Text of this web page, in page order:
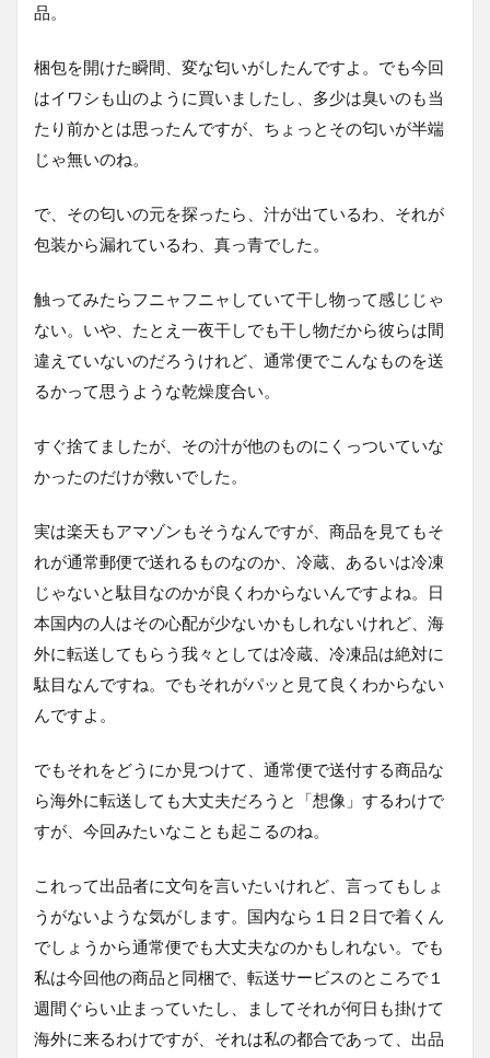
品。
梱包を開けた瞬間、変な匂いがしたんですよ。でも今回
はイワシも山のように買いましたし、多少は臭いのも当
たり前かとは思ったんですが、ちょっとその匂いが半端
じゃ無いのね。
で、その匂いの元を探ったら、汁が出ているわ、それが
包装から漏れているわ、真っ青でした。
触ってみたらフニャフニャしていて干し物って感じじゃ
ない。いや、たとえ一夜干しでも干し物だから彼らは間
違えていないのだろうけれど、通常便でこんなものを送
るかって思うような乾燥度合い。
すぐ捨てましたが、その汁が他のものにくっついていな
かったのだけが救いでした。
実は楽天もアマゾンもそうなんですが、商品を見てもそ
れが通常郵便で送れるものなのか、冷蔵、あるいは冷凍
じゃないと駄目なのかが良くわからないんですよね。日
本国内の人はその心配が少ないかもしれないけれど、海
外に転送してもらう我々としては冷蔵、冷凍品は絶対に
駄目なんですね。でもそれがパッと見て良くわからない
んですよ。
でもそれをどうにか見つけて、通常便で送付する商品な
ら海外に転送しても大丈夫だろうと「想像」するわけで
すが、今回みたいなことも起こるのね。
これって出品者に文句を言いたいけれど、言ってもしょ
うがないような気がします。国内なら１日２日で着くん
でしょうから通常便でも大丈夫なのかもしれない。でも
私は今回他の商品と同梱で、転送サービスのところで１
週間ぐらい止まっていたし、ましてそれが何日も掛けて
海外に来るわけですが、それは私の都合であって、出品